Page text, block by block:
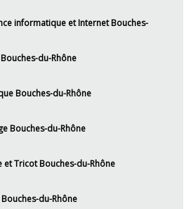
informatique et Internet Bouches-
du-Rhône
Bouches-du-Rhône
Bouches-du-Rhône
Tricot Bouches-du-Rhône
du-Rhône